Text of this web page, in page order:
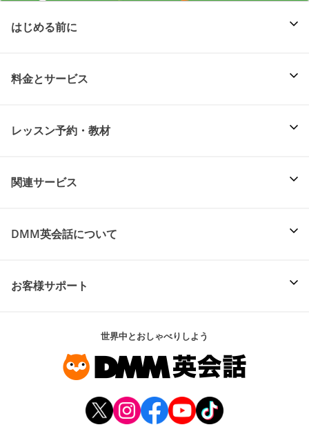
はじめる前に
料金とサービス
レッスン予約・教材
関連サービス
DMM英会話について
お客様サポート
世界中とおしゃべりしよう